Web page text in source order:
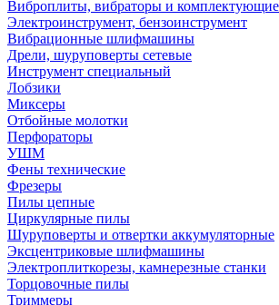
Виброплиты, вибраторы и комплектующие
Электроинструмент, бензоинструмент
Вибрационные шлифмашины
Дрели, шуруповерты сетевые
Инструмент специальный
Лобзики
Миксеры
Отбойные молотки
Перфораторы
УШМ
Фены технические
Фрезеры
Пилы цепные
Циркулярные пилы
Шуруповерты и отвертки аккумуляторные
Эксцентриковые шлифмашины
Электроплиткорезы, камнерезные станки
Торцовочные пилы
Триммеры